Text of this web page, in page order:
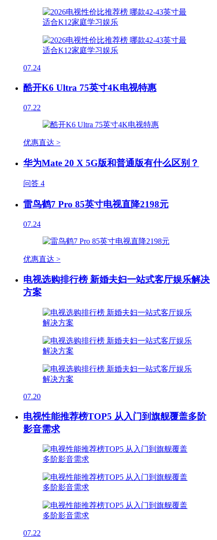
07.24
酷开K6 Ultra 75英寸4K电视特惠
07.22
优惠直达 >
华为Mate 20 X 5G版和普通版有什么区别？
问答 4
雷鸟鹤7 Pro 85英寸电视直降2198元
07.24
优惠直达 >
电视选购排行榜 新婚夫妇一站式客厅娱乐解决
方案
07.20
电视性能推荐榜TOP5 从入门到旗舰覆盖多阶
影音需求
07.22